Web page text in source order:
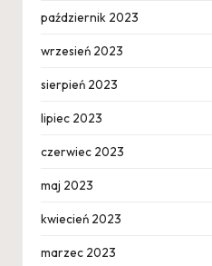
październik 2023
wrzesień 2023
sierpień 2023
lipiec 2023
czerwiec 2023
maj 2023
kwiecień 2023
marzec 2023